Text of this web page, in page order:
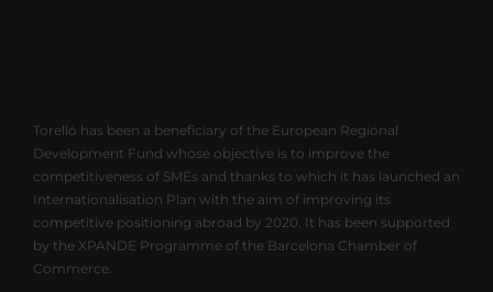
Torelló has been a beneficiary of the European Regional
Development Fund whose objective is to improve the
competitiveness of SMEs and thanks to which it has launched an
Internationalisation Plan with the aim of improving its
competitive positioning abroad by 2020. It has been supported
by the XPANDE Programme of the Barcelona Chamber of
Commerce.